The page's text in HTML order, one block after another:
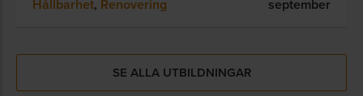
Hållbarhet, Renovering
september
SE ALLA UTBILDNINGAR